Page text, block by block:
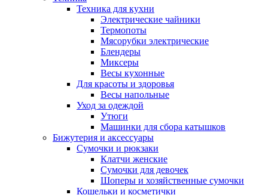
Техника для кухни
Электрические чайники
Термопоты
Мясорубки электрические
Блендеры
Миксеры
Весы кухонные
Для красоты и здоровья
Весы напольные
Уход за одеждой
Утюги
Машинки для сбора катышков
Бижутерия и аксессуары
Сумочки и рюкзаки
Клатчи женские
Сумочки для девочек
Шоперы и хозяйственные сумочки
Кошельки и косметички